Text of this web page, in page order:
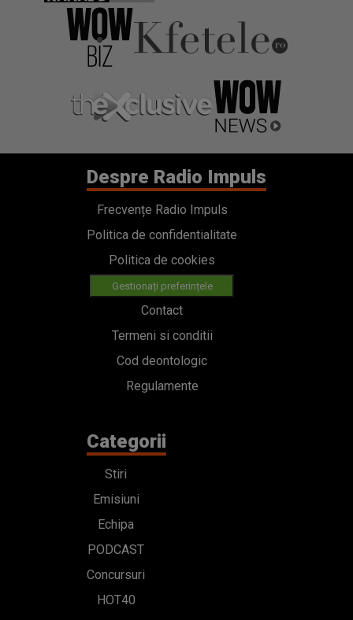
Despre Radio Impuls
Frecvențe Radio Impuls
Politica de confidentialitate
Politica de cookies
Gestionați preferințele
Contact
Termeni si conditii
Cod deontologic
Regulamente
Categorii
Stiri
Emisiuni
Echipa
PODCAST
Concursuri
HOT40